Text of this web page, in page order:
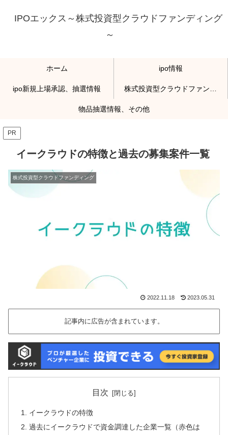
IPOエックス～株式投資型クラウドファンディング
～
ホーム ipo情報
ipo新規上場承認、抽選情報
物品抽選情報、その他
PR
イークラウドの特徴と過去の募集案件一覧
株式投資型クラウドファンディング
2022.11.18 2023.05.31
記事内に広告が含まれています。
目次
イークラウドの特徴
過去にイークラウドで資金調達した企業一覧（赤色は